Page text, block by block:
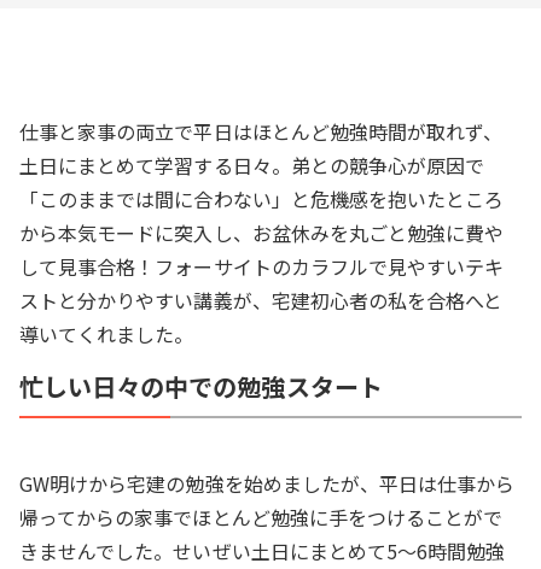
仕事と家事の両立で平日はほとんど勉強時間が取れず、
土日にまとめて学習する日々。弟との競争心が原因で
「このままでは間に合わない」と危機感を抱いたところ
から本気モードに突入し、お盆休みを丸ごと勉強に費や
して見事合格！フォーサイトのカラフルで見やすいテキ
ストと分かりやすい講義が、宅建初心者の私を合格へと
導いてくれました。
忙しい日々の中での勉強スタート
GW明けから宅建の勉強を始めましたが、平日は仕事から
帰ってからの家事でほとんど勉強に手をつけることがで
きませんでした。せいぜい土日にまとめて5～6時間勉強